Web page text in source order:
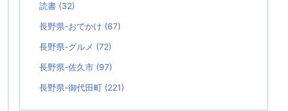
読書 (32)
長野県-おでかけ (67)
長野県-グルメ (72)
長野県-佐久市 (97)
長野県-御代田町 (221)